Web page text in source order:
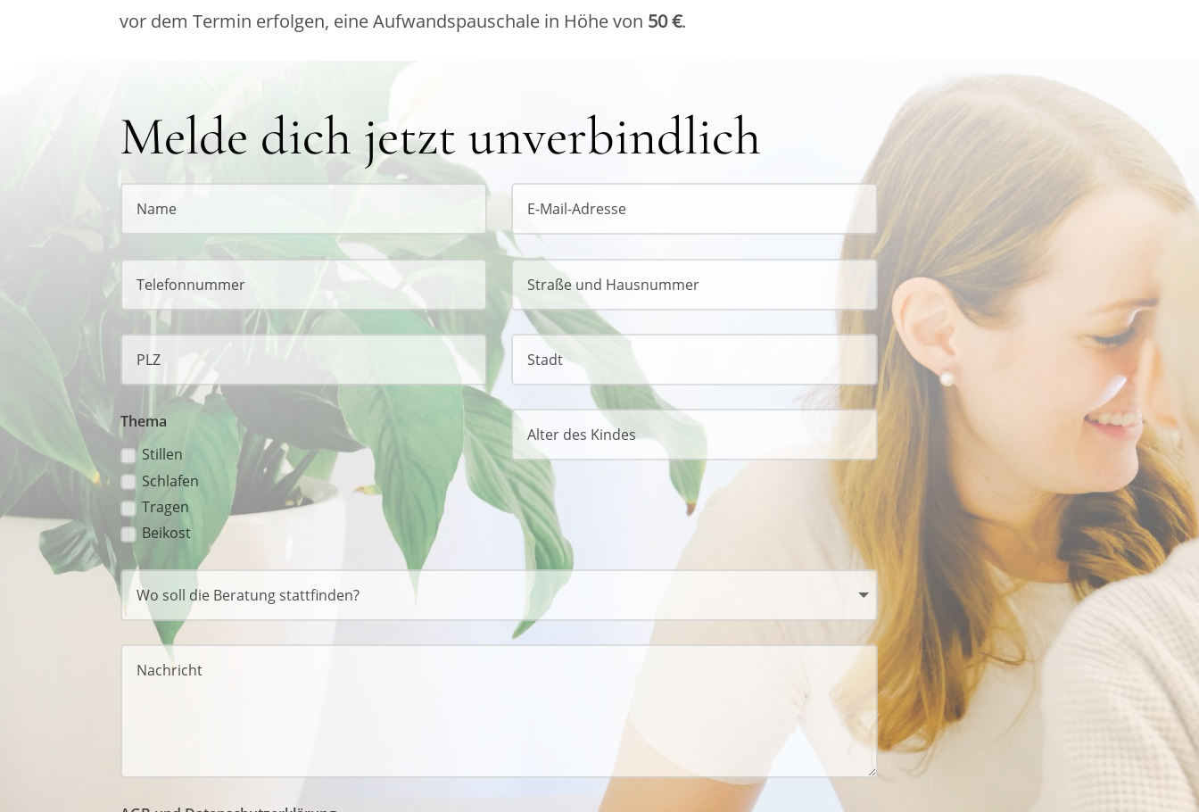
vor dem Termin erfolgen, eine Aufwandspauschale in Höhe von 50 €.
Melde dich jetzt unverbindlich
Thema
Stillen
Schlafen
Tragen
Beikost